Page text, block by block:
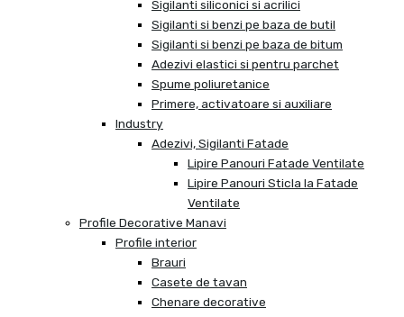
Sigilanti siliconici si acrilici
Sigilanti si benzi pe baza de butil
Sigilanti si benzi pe baza de bitum
Adezivi elastici si pentru parchet
Spume poliuretanice
Primere, activatoare si auxiliare
Industry
Adezivi, Sigilanti Fatade
Lipire Panouri Fatade Ventilate
Lipire Panouri Sticla la Fatade
Ventilate
Profile Decorative Manavi
Profile interior
Brauri
Casete de tavan
Chenare decorative